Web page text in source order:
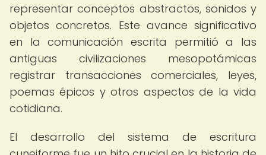
representar conceptos abstractos, sonidos y
objetos concretos. Este avance significativo
en la comunicación escrita permitió a las
antiguas civilizaciones mesopotámicas
registrar transacciones comerciales, leyes,
poemas épicos y otros aspectos de la vida
cotidiana.
El desarrollo del sistema de escritura